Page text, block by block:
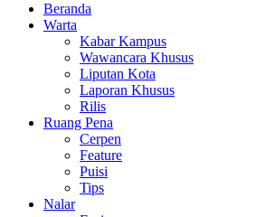
Beranda
Warta
Kabar Kampus
Wawancara Khusus
Liputan Kota
Laporan Khusus
Rilis
Ruang Pena
Cerpen
Feature
Puisi
Tips
Nalar